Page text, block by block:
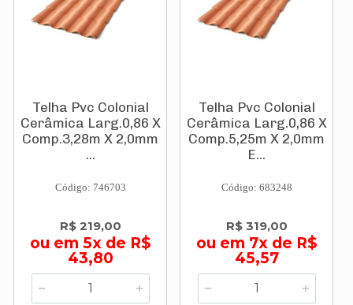
Telha Pvc Colonial
Cerâmica Larg.0,86 X
Comp.3,28m X 2,0mm
...
Código: 746703
R$ 219,00
ou em 5x de R$
43,80
Telha Pvc Colonial
Cerâmica Larg.0,86 X
Comp.5,25m X 2,0mm
E...
Código: 683248
R$ 319,00
ou em 7x de R$
45,57